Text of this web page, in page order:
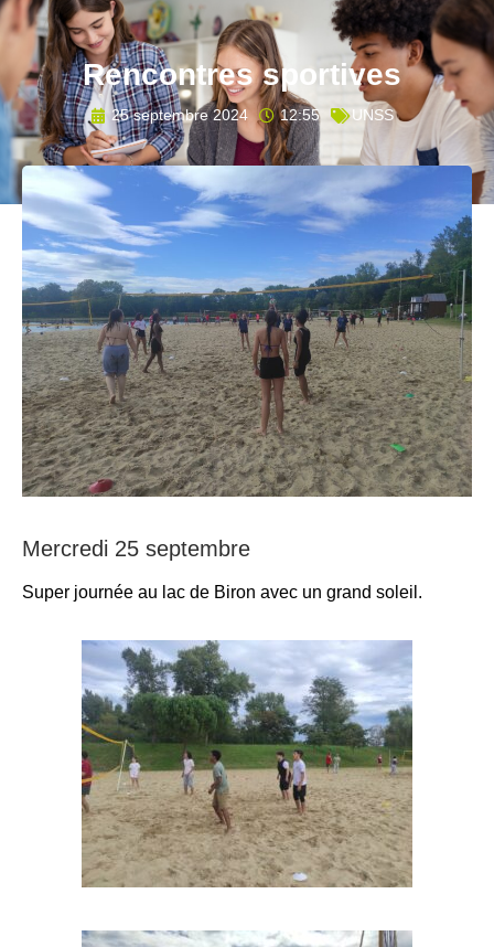
Rencontres sportives
25 septembre 2024 12:55 UNSS
Mercredi 25 septembre
Super journée au lac de Biron avec un grand soleil.